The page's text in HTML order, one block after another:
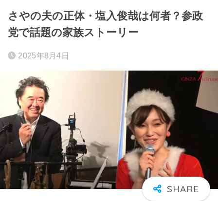
さやの夫の正体・塩入俊哉は何者？参政
党で話題の家族ストーリー
2025年8月4日